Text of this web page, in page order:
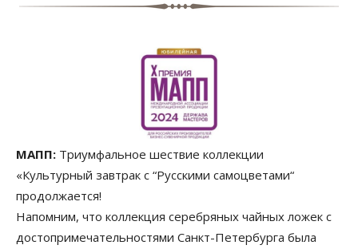
МАПП: Триумфальное шествие коллекции
«Культурный завтрак с “Русскими самоцветами“
продолжается!
Напомним, что коллекция серебряных чайных ложек с
достопримечательностями Санкт-Петербурга была